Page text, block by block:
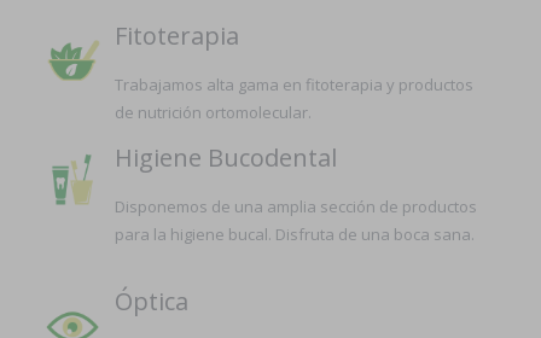
Fitoterapia
Trabajamos alta gama en fitoterapia y productos
de nutrición ortomolecular.
Higiene Bucodental
Disponemos de una amplia sección de productos
para la higiene bucal. Disfruta de una boca sana.
Óptica